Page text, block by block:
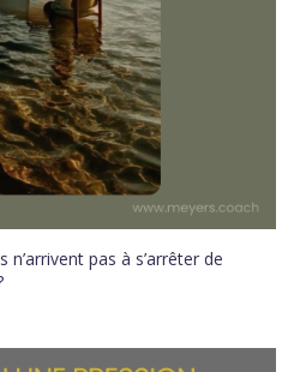
pas à s’arrêter de